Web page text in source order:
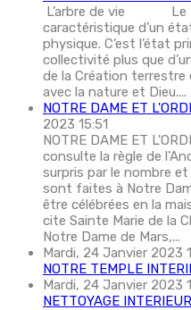
L’arbre de vie Le
caractéristique d’un
physique. C’est l’état
collectivité plus que
de la Création
avec la nature et Dieu....
NOTRE DAME ET
2023 15:51
NOTRE DAME ET
consulte la règle de
surpris par le nombre
sont faites à Notre
être célébrées en la
cite Sainte Marie de la
Notre Dame de Mars,...
Mardi, 24 Janvier 2023
NOTRE TEMPLE
Mardi, 24 Janvier 2023
NETTOYAGE INTERIEUR